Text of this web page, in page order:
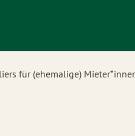
für (ehemalige)